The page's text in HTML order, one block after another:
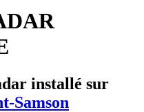
installé sur
Samson